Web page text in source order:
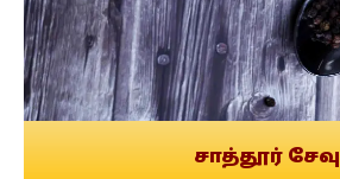
சாத்தூர் சேவு